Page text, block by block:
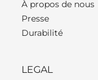
À propos de nous
Presse
Durabilité
LEGAL